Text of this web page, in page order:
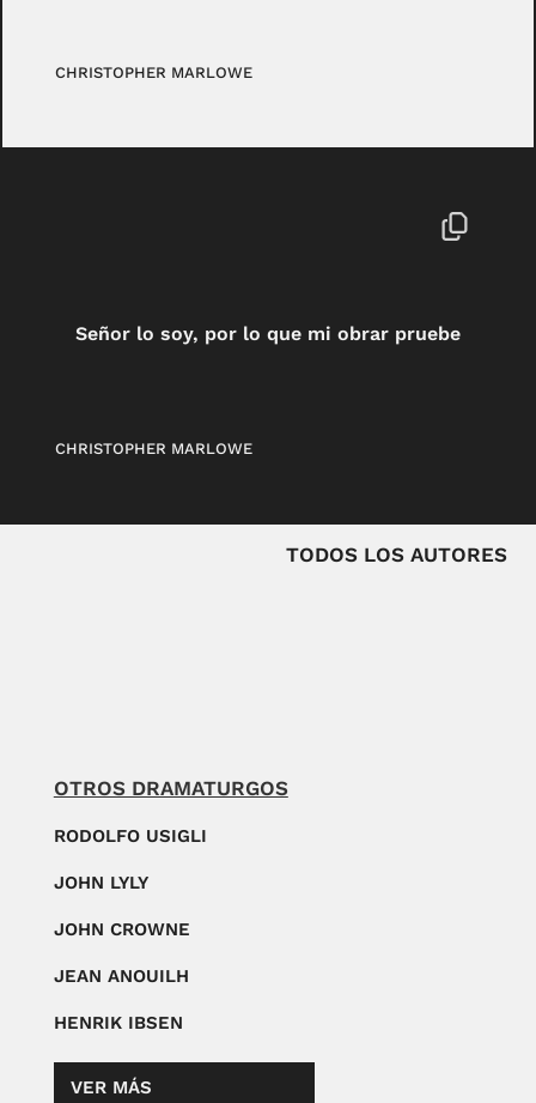
CHRISTOPHER MARLOWE
Señor lo soy, por lo que mi obrar pruebe
CHRISTOPHER MARLOWE
TODOS LOS AUTORES
OTROS DRAMATURGOS
RODOLFO USIGLI
JOHN LYLY
JOHN CROWNE
JEAN ANOUILH
HENRIK IBSEN
VER MÁS